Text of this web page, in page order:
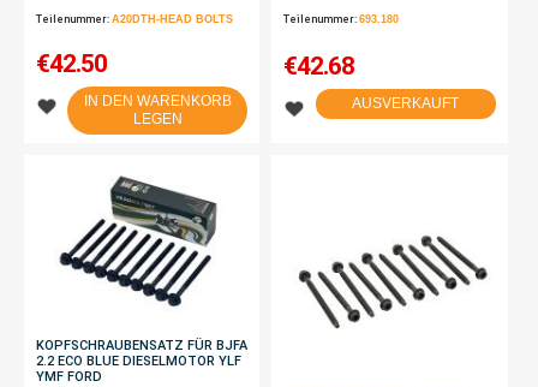
Teilenummer: A20DTH-HEAD BOLTS
€42.50
IN DEN WARENKORB
LEGEN
Teilenummer:693.180
€42.68
AUSVERKAUFT
KOPFSCHRAUBENSATZ FÜR BJFA
2.2 ECO BLUE DIESELMOTOR YLF
YMF FORD